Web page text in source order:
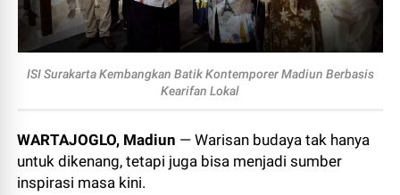
ISI Surakarta Kembangkan Batik Kontemporer Madiun Berbasis
Kearifan Lokal
WARTAJOGLO, Madiun — Warisan budaya tak hanya
untuk dikenang, tetapi juga bisa menjadi sumber
inspirasi masa kini.